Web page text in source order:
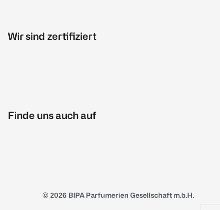
Wir sind zertifiziert
Finde uns auch auf
© 2026 BIPA Parfumerien Gesellschaft m.b.H.